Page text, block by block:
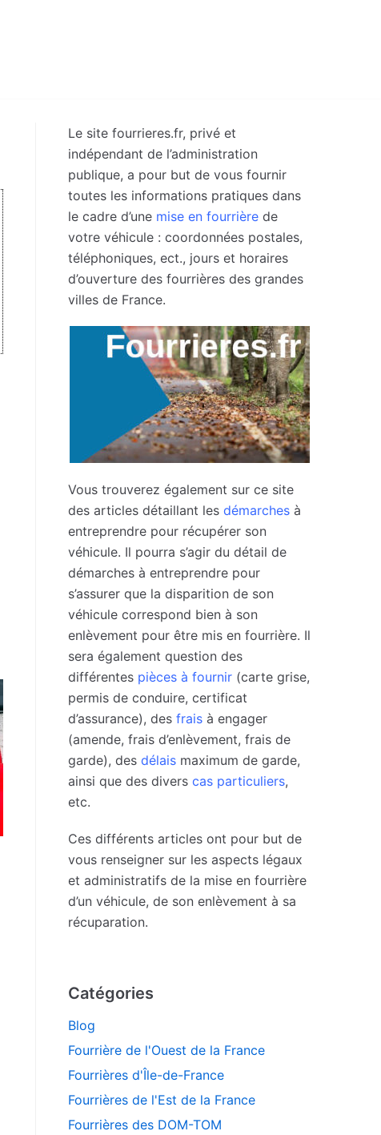
Le site fourrieres.fr, privé et
indépendant de l’administration
publique, a pour but de vous fournir
toutes les informations pratiques dans
le cadre d’une mise en fourrière de
votre véhicule : coordonnées postales,
téléphoniques, ect., jours et horaires
d’ouverture des fourrières des grandes
villes de France.
Vous trouverez également sur ce site
des articles détaillant les démarches à
entreprendre pour récupérer son
véhicule. Il pourra s’agir du détail de
démarches à entreprendre pour
s’assurer que la disparition de son
véhicule correspond bien à son
enlèvement pour être mis en fourrière. Il
sera également question des
différentes pièces à fournir (carte grise,
permis de conduire, certificat
d’assurance), des frais à engager
(amende, frais d’enlèvement, frais de
garde), des délais maximum de garde,
ainsi que des divers cas particuliers,
etc.
Ces différents articles ont pour but de
vous renseigner sur les aspects légaux
et administratifs de la mise en fourrière
d’un véhicule, de son enlèvement à sa
récuparation.
Catégories
Blog
Fourrière de l'Ouest de la France
Fourrières d'Île-de-France
Fourrières de l'Est de la France
Fourrières des DOM-TOM